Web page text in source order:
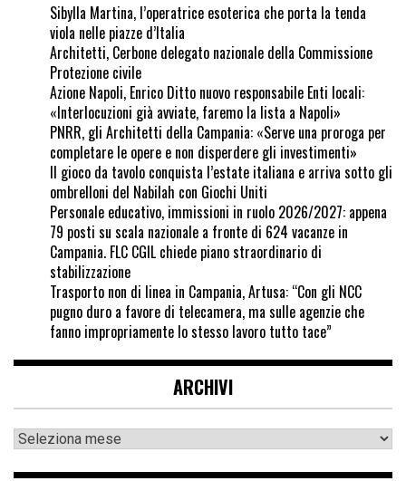
Sibylla Martina, l’operatrice esoterica che porta la tenda
viola nelle piazze d’Italia
Architetti, Cerbone delegato nazionale della Commissione
Protezione civile
Azione Napoli, Enrico Ditto nuovo responsabile Enti locali:
«Interlocuzioni già avviate, faremo la lista a Napoli»
PNRR, gli Architetti della Campania: «Serve una proroga per
completare le opere e non disperdere gli investimenti»
Il gioco da tavolo conquista l’estate italiana e arriva sotto gli
ombrelloni del Nabilah con Giochi Uniti
Personale educativo, immissioni in ruolo 2026/2027: appena
79 posti su scala nazionale a fronte di 624 vacanze in
Campania. FLC CGIL chiede piano straordinario di
stabilizzazione
Trasporto non di linea in Campania, Artusa: “Con gli NCC
pugno duro a favore di telecamera, ma sulle agenzie che
fanno impropriamente lo stesso lavoro tutto tace”
ARCHIVI